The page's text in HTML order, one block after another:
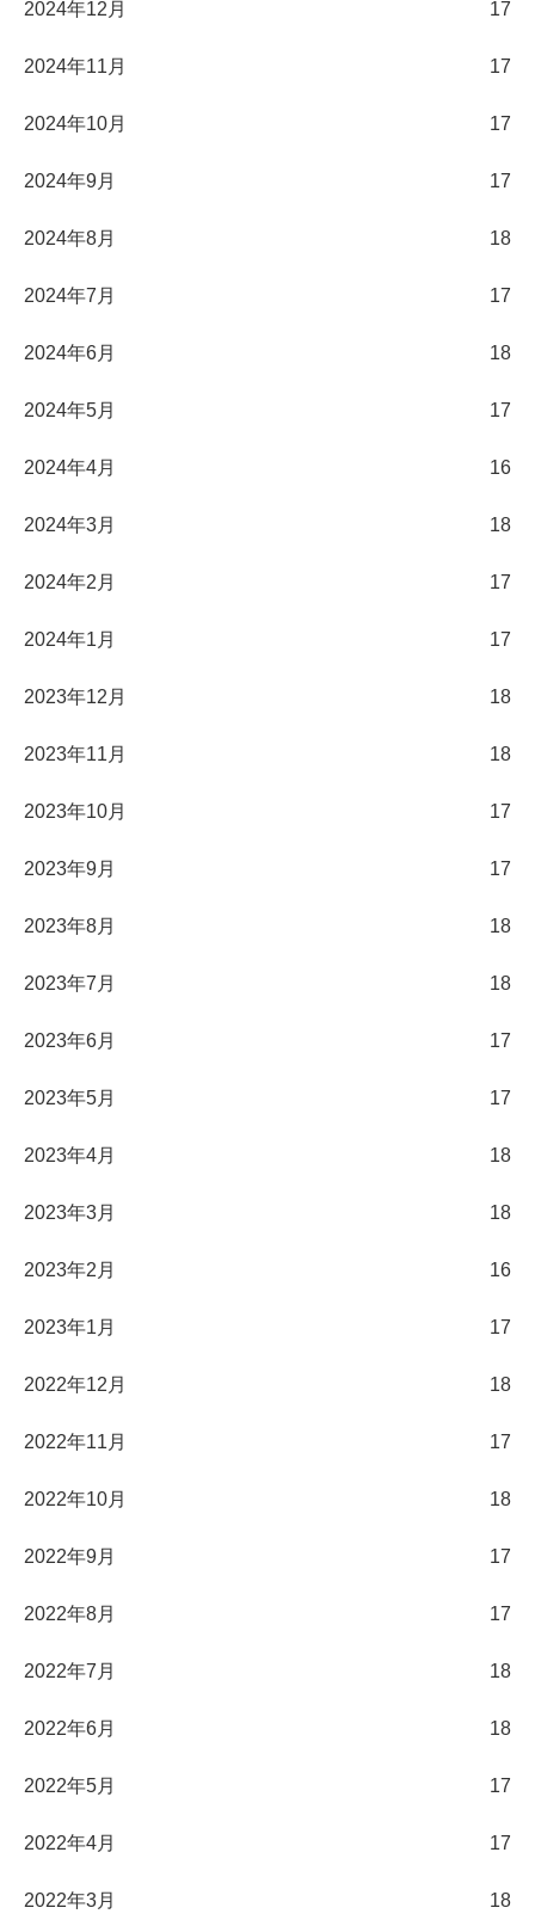
2024年12月 17
2024年11月 17
2024年10月 17
2024年9月 17
2024年8月 18
2024年7月 17
2024年6月 18
2024年5月 17
2024年4月 16
2024年3月 18
2024年2月 17
2024年1月 17
2023年12月 18
2023年11月 18
2023年10月 17
2023年9月 17
2023年8月 18
2023年7月 18
2023年6月 17
2023年5月 17
2023年4月 18
2023年3月 18
2023年2月 16
2023年1月 17
2022年12月 18
2022年11月 17
2022年10月 18
2022年9月 17
2022年8月 17
2022年7月 18
2022年6月 18
2022年5月 17
2022年4月 17
2022年3月 18